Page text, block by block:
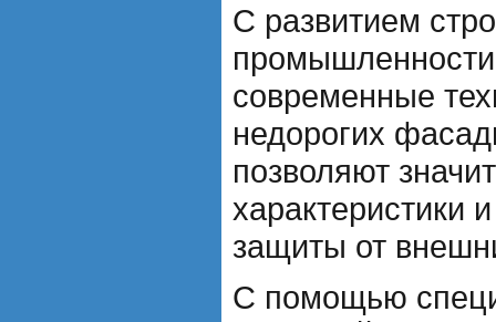
С развитием
современные
недорогих
позволяют
характеристики
защиты от
С помощью